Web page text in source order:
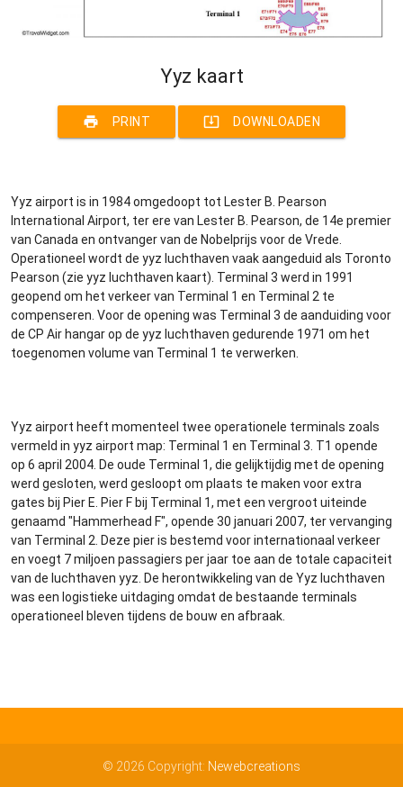
Yyz kaart
print PRINT system_update_alt DOWNLOADEN
Yyz airport is in 1984 omgedoopt tot Lester B. Pearson
International Airport, ter ere van Lester B. Pearson, de 14e premier
van Canada en ontvanger van de Nobelprijs voor de Vrede.
Operationeel wordt de yyz luchthaven vaak aangeduid als Toronto
Pearson (zie yyz luchthaven kaart). Terminal 3 werd in 1991
geopend om het verkeer van Terminal 1 en Terminal 2 te
compenseren. Voor de opening was Terminal 3 de aanduiding voor
de CP Air hangar op de yyz luchthaven gedurende 1971 om het
toegenomen volume van Terminal 1 te verwerken.
Yyz airport heeft momenteel twee operationele terminals zoals
vermeld in yyz airport map: Terminal 1 en Terminal 3. T1 opende
op 6 april 2004. De oude Terminal 1, die gelijktijdig met de opening
werd gesloten, werd gesloopt om plaats te maken voor extra
gates bij Pier E. Pier F bij Terminal 1, met een vergroot uiteinde
genaamd "Hammerhead F", opende 30 januari 2007, ter vervanging
van Terminal 2. Deze pier is bestemd voor internationaal verkeer
en voegt 7 miljoen passagiers per jaar toe aan de totale capaciteit
van de luchthaven yyz. De herontwikkeling van de Yyz luchthaven
was een logistieke uitdaging omdat de bestaande terminals
operationeel bleven tijdens de bouw en afbraak.
© 2026 Copyright: Newebcreations